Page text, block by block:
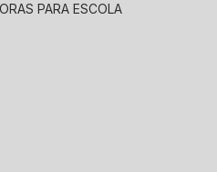
PARA ESCOLA